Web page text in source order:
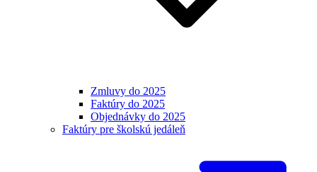
Zmluvy do 2025
Faktúry do 2025
Objednávky do 2025
Faktúry pre školskú jedáleň